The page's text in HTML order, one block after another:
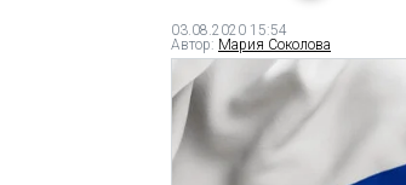
03.08.2020 15:54
Автор: Мария Соколова